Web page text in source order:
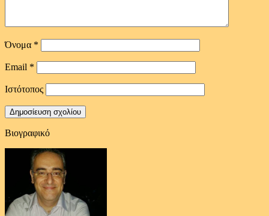
Όνομα *
Email *
Ιστότοπος
Βιογραφικό